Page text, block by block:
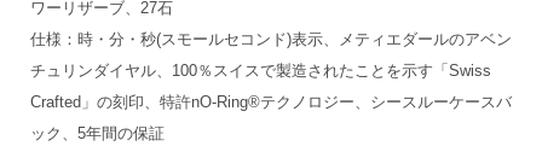
ワーリザーブ、27石
仕様：時・分・秒(スモールセコンド)表示、メティエダールのアベン
チュリンダイヤル、100％スイスで製造されたことを示す「Swiss
Crafted」の刻印、特許nO-Ring®テクノロジー、シースルーケースバ
ック、5年間の保証